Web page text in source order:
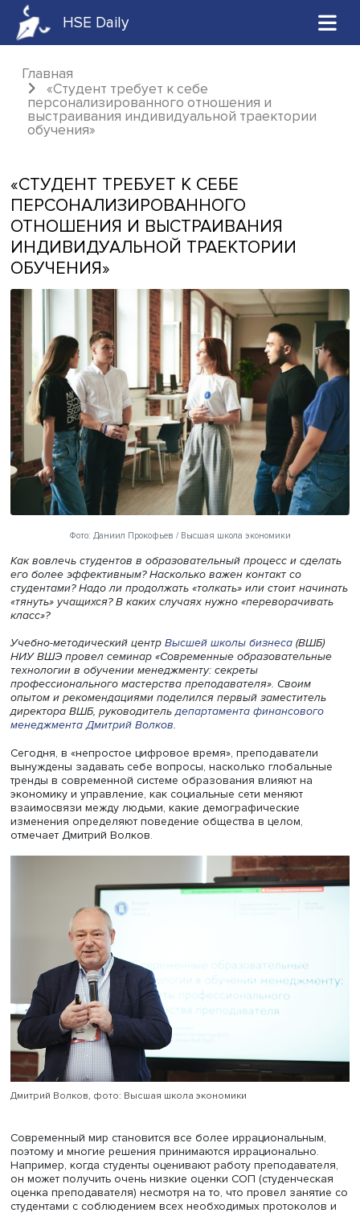
HSE Daily
Главная
«Студент требует к себе
персонализированного отношения и
выстраивания индивидуальной
«СТУДЕНТ ТРЕБУЕТ К СЕБЕ
ПЕРСОНАЛИЗИРОВАННОГО
ОТНОШЕНИЯ И ВЫСТРАИВАНИЯ
ИНДИВИДУАЛЬНОЙ ТРАЕКТОРИИ
ОБУЧЕНИЯ»
Как вовлечь студентов в образовательный процесс и
его более эффективным? Насколько важен контакт со
студентами? Надо ли продолжать «толкать» или стоит
«тянуть» учащихся? В каких случаях нужно
класс»?
НИУ ВШЭ провел семинар «Современные
технологии в обучении менеджменту: секреты
профессионального мастерства преподавателя». Своим
опытом и рекомендациями поделился первый
директора ВШБ, руководитель департамента
менеджмента Дмитрий Волков
Сегодня, в «непростое цифровое время»,
вынуждены задавать себе вопросы, насколько
тренды в современной системе образования влияют на
экономику и управление, как социальные сети меняют
взаимосвязи между людьми, какие демографические
изменения определяют поведение общества в целом,
отмечает Дмитрий Волков.